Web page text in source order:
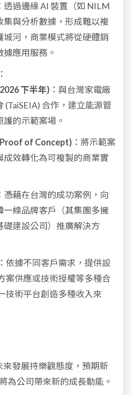
透過邊緣 AI 裝置（如 NILM
集與分析數據，形成難以複
城河，商業模式將從硬體銷
據應用服務。
：
下半年) ：與台灣家電廠
(TaiSEIA) 合作，建立能源管
的示範案場。
of Concept) ：將示範案
成效轉化為可複製的商業實
憑藉在台灣的成功案例，向
一線品牌客戶（其集團多擁
礎建設公司）推廣解決方
：依據不同客戶需求，提供設
案供應或技術授權等多種合
技術平台創造多種收入來
來發展持樂觀態度，預期新
為公司帶來新的成長動能。